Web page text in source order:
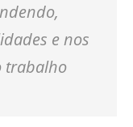
e nos
trabalho